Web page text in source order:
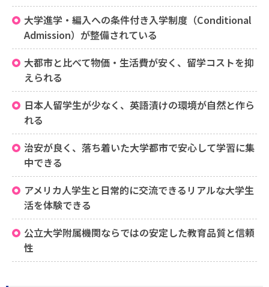
大学進学・編入への条件付き入学制度（Conditional
Admission）が整備されている
大都市と比べて物価・生活費が安く、留学コストを抑
えられる
日本人留学生が少なく、英語漬けの環境が自然と作ら
れる
治安が良く、落ち着いた大学都市で安心して学習に集
中できる
アメリカ人学生と日常的に交流できるリアルな大学生
活を体験できる
公立大学附属機関ならではの安定した教育品質と信頼
性